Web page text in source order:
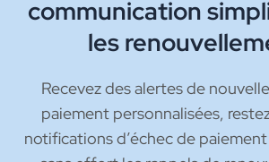
communication
les
Recevez des alertes de
paiement personnalisées,
notifications d’échec de